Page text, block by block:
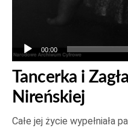
00:00
Tancerka i
Nireńskiej
Całe jej życie wypełniała